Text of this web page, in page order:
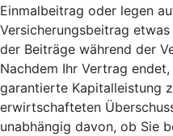
Einmalbeitrag oder legen
Versicherungsbeitrag
der Beiträge während der
Nachdem Ihr Vertrag
garantierte Kapitalleistung
erwirtschafteten
unabhängig davon, ob Sie